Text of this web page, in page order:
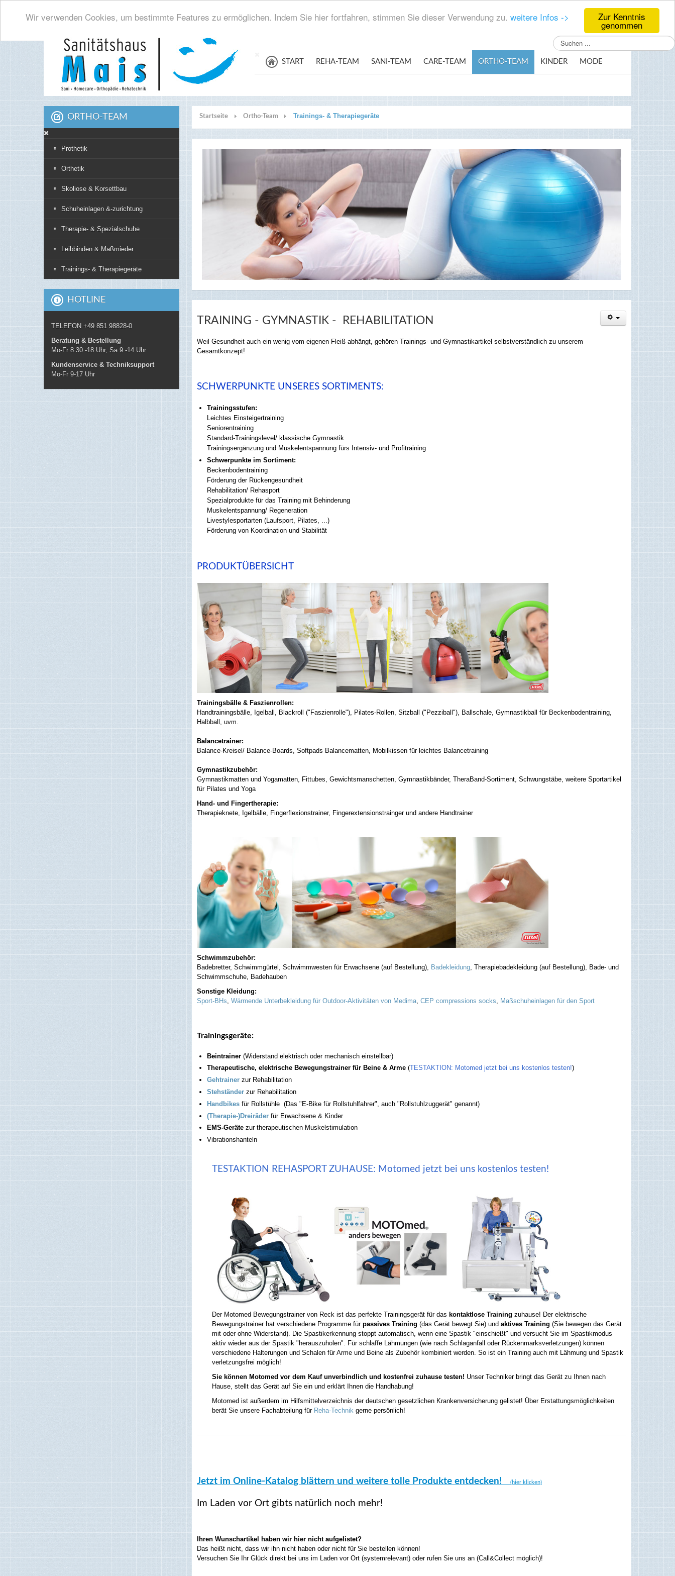
Zur Kenntnis
genommen
Wir verwenden Cookies, um bestimmte Features zu ermöglichen. Indem Sie hier fortfahren, stimmen Sie dieser Verwendung zu. weitere Infos ->
Suchen
...
START
REHA-TEAM SANI-TEAM CARE-TEAM ORTHO-TEAM KINDER MODE
Startseite Ortho-Team Trainings- & Therapiegeräte
TRAINING - GYMNASTIK - REHABILITATION
Weil Gesundheit auch ein wenig vom eigenen Fleiß abhängt, gehören Trainings- und Gymnastikartikel selbstverständlich zu unserem
Gesamtkonzept!
SCHWERPUNKTE UNSERES SORTIMENTS:
Trainingsstufen:
Leichtes Einsteigertraining
Seniorentraining
Standard-Trainingslevel/ klassische Gymnastik
Trainingsergänzung und Muskelentspannung fürs Intensiv- und Profitraining
Schwerpunkte im Sortiment:
Beckenbodentraining
Förderung der Rückengesundheit
Rehabilitation/ Rehasport
Spezialprodukte für das Training mit Behinderung
Muskelentspannung/ Regeneration
Livestylesportarten (Laufsport, Pilates, ...)
Förderung von Koordination und Stabilität
PRODUKTÜBERSICHT
Trainingsbälle & Faszienrollen:
Handtrainingsbälle, Igelball, Blackroll ("Faszienrolle"), Pilates-Rollen, Sitzball ("Pezziball"), Ballschale, Gymnastikball für Beckenbodentraining,
Halbball, uvm.
Balancetrainer:
Balance-Kreisel/ Balance-Boards, Softpads Balancematten, Mobilkissen für leichtes Balancetraining
Gymnastikzubehör:
Gymnastikmatten und Yogamatten, Fittubes, Gewichtsmanschetten, Gymnastikbänder, TheraBand-Sortiment, Schwungstäbe, weitere Sportartikel
für Pilates und Yoga
Hand- und Fingertherapie:
Therapieknete, Igelbälle, Fingerflexionstrainer, Fingerextensionstrainger und andere Handtrainer
Schwimmzubehör:
Badebretter, Schwimmgürtel, Schwimmwesten für Erwachsene (auf Bestellung), Badekleidung, Therapiebadekleidung (auf Bestellung), Bade- und
Schwimmschuhe, Badehauben
Sonstige Kleidung:
Sport-BHs, Wärmende Unterbekleidung für Outdoor-Aktivitäten von Medima, CEP compressions socks, Maßschuheinlagen für den Sport
Trainingsgeräte:
Beintrainer (Widerstand elektrisch oder mechanisch einstellbar)
Therapeutische, elektrische Bewegungstrainer für Beine & Arme (TESTAKTION: Motomed jetzt bei uns kostenlos testen!)
Gehtrainer zur Rehabilitation
Stehständer zur Rehabilitation
Handbikes für Rollstühle (Das "E-Bike für Rollstuhlfahrer", auch "Rollstuhlzuggerät" genannt)
(Therapie-)Dreiräder für Erwachsene & Kinder
EMS-Geräte zur therapeutischen Muskelstimulation
Vibrationshanteln
TESTAKTION REHASPORT ZUHAUSE: Motomed jetzt bei uns kostenlos testen!
Der Motomed Bewegungstrainer von Reck ist das perfekte Trainingsgerät für das kontaktlose Training zuhause! Der elektrische
Bewegungstrainer hat verschiedene Programme für passives Training (das Gerät bewegt Sie) und aktives Training (Sie bewegen das Gerät
mit oder ohne Widerstand). Die Spastikerkennung stoppt automatisch, wenn eine Spastik "einschießt" und versucht Sie im Spastikmodus
aktiv wieder aus der Spastik "herauszuholen". Für schlaffe Lähmungen (wie nach Schlaganfall oder Rückenmarksverletzungen) können
verschiedene Halterungen und Schalen für Arme und Beine als Zubehör kombiniert werden. So ist ein Training auch mit Lähmung und Spastik
verletzungsfrei möglich!
Sie können Motomed vor dem Kauf unverbindlich und kostenfrei zuhause testen! Unser Techniker bringt das Gerät zu Ihnen nach
Hause, stellt das Gerät auf Sie ein und erklärt Ihnen die Handhabung!
Motomed ist außerdem im Hilfsmittelverzeichnis der deutschen gesetzlichen Krankenversicherung gelistet! Über Erstattungsmöglichkeiten
berät Sie unsere Fachabteilung für Reha-Technik gerne persönlich!
Jetzt im Online-Katalog blättern und weitere tolle Produkte entdecken! (hier klicken)
Im Laden vor Ort gibts natürlich noch mehr!
Ihren Wunschartikel haben wir hier nicht aufgelistet?
Das heißt nicht, dass wir ihn nicht haben oder nicht für Sie bestellen können!
Versuchen Sie Ihr Glück direkt bei uns im Laden vor Ort (systemrelevant) oder rufen Sie uns an (Call&Collect möglich)!
ORTHO-TEAM
Prothetik
Orthetik
Skoliose & Korsettbau
Schuheinlagen &-zurichtung
Therapie- & Spezialschuhe
Leibbinden & Maßmieder
Trainings- & Therapiegeräte
HOTLINE
TELEFON +49 851 98828-0
Beratung & Bestellung
Mo-Fr 8:30 -18 Uhr, Sa 9 -14 Uhr
Kundenservice & Techniksupport
Mo-Fr 9-17 Uhr